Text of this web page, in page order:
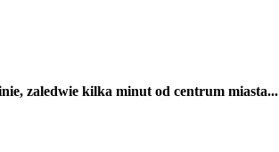
zaledwie kilka minut od centrum miasta...